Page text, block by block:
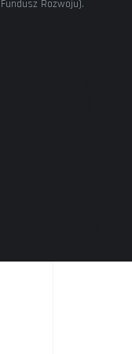
Fundusz Rozwoju).